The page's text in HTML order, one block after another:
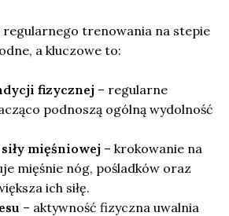
regularnego trenowania na stepie
a kluczowe to:
fizycznej – regularne
podnoszą ogólną wydolność
mięśniowej – krokowanie na
mięśnie nóg, pośladków oraz
ich siłę.
– aktywność fizyczna uwalnia